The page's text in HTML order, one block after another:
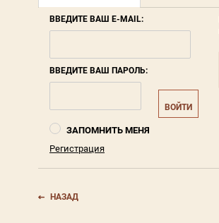
ВВЕДИТЕ ВАШ E-MAIL:
ВВЕДИТЕ ВАШ ПАРОЛЬ:
ВОЙТИ
ЗАПОМНИТЬ МЕНЯ
Регистрация
НАЗАД